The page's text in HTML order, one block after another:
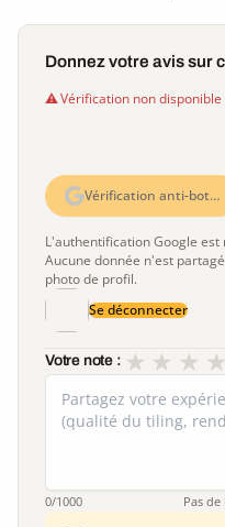
Donnez votre avis sur
Vérification non
Vérification anti-bot…
L'authentification Google
Aucune donnée n'est
photo de profil.
Se déconnecter
Votre note : ★
★
★
★
0/1000 Pas